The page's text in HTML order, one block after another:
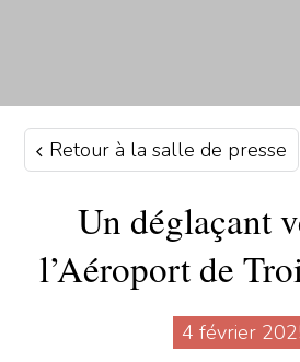
Retour à la salle de presse
Un déglaçant
l’Aéroport de
4 février